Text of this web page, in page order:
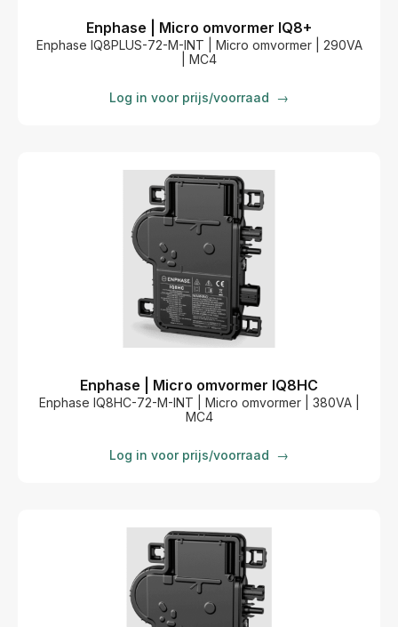
Enphase | Micro omvormer IQ8+
Enphase IQ8PLUS-72-M-INT | Micro omvormer | 290VA
| MC4
Log in voor prijs/voorraad →
Enphase | Micro omvormer IQ8HC
Enphase IQ8HC-72-M-INT | Micro omvormer | 380VA |
MC4
Log in voor prijs/voorraad →